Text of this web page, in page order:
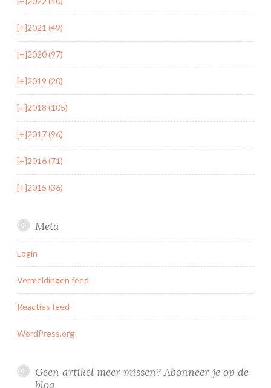
[+]2021 (49)
[+]2020 (97)
[+]2019 (20)
[+]2018 (105)
[+]2017 (96)
[+]2016 (71)
[+]2015 (36)
Meta
Login
Vermeldingen feed
Reacties feed
WordPress.org
Geen artikel meer missen? Abonneer je op de
blog